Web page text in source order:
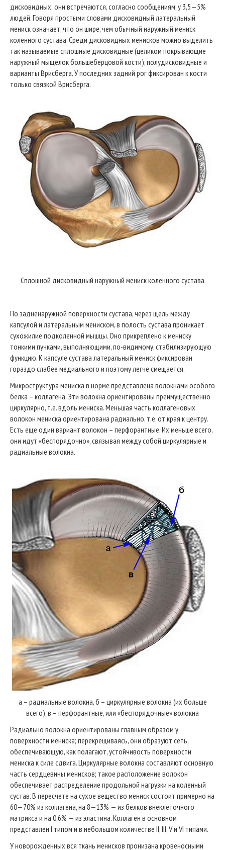
дисковидных; они встречаются, согласно сообщениям, у 3,5—5%
людей. Говоря простыми словами дисковидный латеральный
мениск означает, что он шире, чем обычный наружный мениск
коленного сустава. Среди дисковидных менисков можно выделить
так называемые сплошные дисковидные (целиком покрывающие
наружный мыщелок большеберцовой кости), полудисковидные и
варианты Врисберга. У последних задний рог фиксирован к кости
только связкой Врисберга.
Сплошной дисковидный наружный мениск коленного сустава
По задненаружной поверхности сустава, через щель между
капсулой и латеральным мениском, в полость сустава проникает
сухожилие подколенной мышцы. Оно прикреплено к мениску
тонкими пучками, выполняющими, по-видимому, стабилизирующую
функцию. К капсуле сустава латеральный мениск фиксирован
гораздо слабее медиального и поэтому легче смещается.
Микроструктура мениска в норме представлена волокнами особого
белка – коллагена. Эти волокна ориентированы преимущественно
циркулярно, т.е. вдоль мениска. Меньшая часть коллагеновых
волокон мениска ориентирована радиально, т.е. от края к центру.
Есть еще один вариант волокон – перфорантные. Их меньше всего,
они идут «беспорядочно», связывая между собой циркулярные и
радиальные волокна.
а – радиальные волокна, б – циркулярные волокна (их больше
всего), в – перфорантные, или «беспорядочные» волокна
Радиально волокна ориентированы главным образом у
поверхности мениска; перекрещиваясь, они образуют сеть,
обеспечивающую, как полагают, устойчивость поверхности
мениска к силе сдвига. Циркулярные волокна составляют основную
часть сердцевины менисков; такое расположение волокон
обеспечивает распределение продольной нагрузки на коленный
сустав. В пересчете на сухое вещество мениск состоит примерно на
60—70% из коллагена, на 8—13% — из белков внеклеточного
матрикса и на 0,6% — из эластина. Коллаген в основном
представлен I типом и в небольшом количестве II, III, V и VI типами.
У новорожденных вся ткань менисков пронизана кровеносными